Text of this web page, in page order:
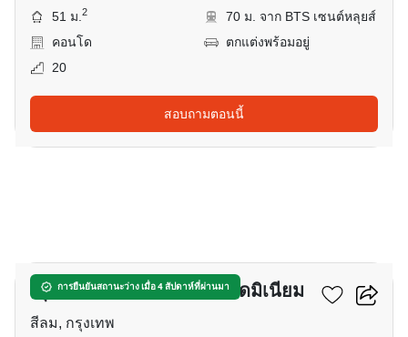
51 ม.2
70 ม. จาก BTS เซนต์หลุยส์
คอนโด
ตกแต่งพร้อมอยู่
20
สอบถามตอนนี้
การยืนยันสถานะว่าง เมื่อ 4 สัปดาห์ที่ผ่านมา
ณุศา สเตท ทาวเวอร์ คอนโดมิเนียม
สีลม, กรุงเทพ